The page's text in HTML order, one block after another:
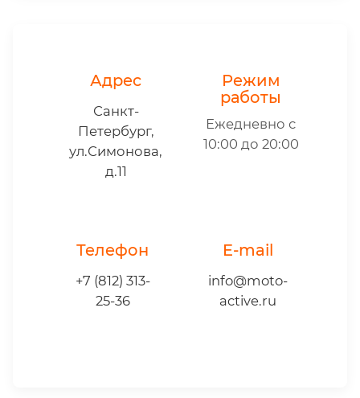
Адрес
Санкт-
Петербург,
ул.Симонова,
д.11
Режим
работы
Ежедневно с
10:00 до 20:00
Телефон
+7 (812) 313-
25-36
E-mail
info@moto-
active.ru